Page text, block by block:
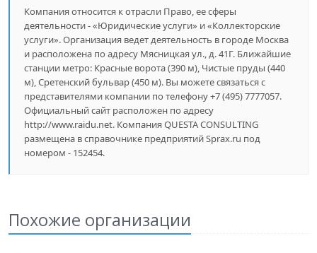
Компания относится к отрасли Право, ее сферы
деятельности - «Юридические услуги» и «Коллекторские
услуги». Организация ведет деятельность в городе Москва
и расположена по адресу Мясницкая ул., д. 41Г. Ближайшие
станции метро: Красные ворота (390 м), Чистые пруды (440
м), Сретенский бульвар (450 м). Вы можете связаться с
представителями компании по телефону +7 (495) 7777057.
Официальный сайт расположен по адресу
http://www.raidu.net. Компания QUESTA CONSULTING
размещена в справочнике предприятий Sprax.ru под
номером - 152454.
Похожие организации